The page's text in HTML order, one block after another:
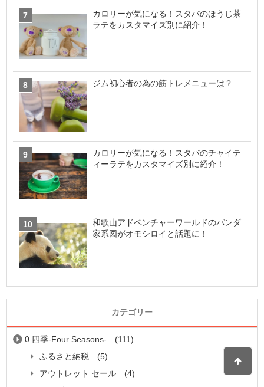
カロリーが気になる！スタバのほうじ茶
ラテをカスタマイズ別に紹介！
ジム初心者の為の筋トレメニューは？
カロリーが気になる！スタバのチャイテ
ィーラテをカスタマイズ別に紹介！
和歌山アドベンチャーワールドのパンダ
家系図がオモシロイと話題に！
カテゴリー
0.四季-Four Seasons-
(111)
ふるさと納税
(5)
アウトレット セール
(4)